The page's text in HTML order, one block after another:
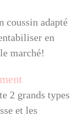
coussin adapté
en
marché!
2 grands types
et les